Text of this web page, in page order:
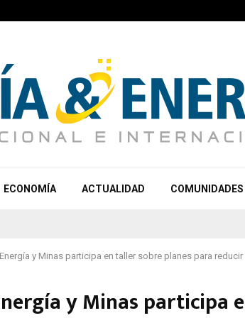
ECONOMÍA ACTUALIDAD COMUNIDADES
y Minas participa en taller sobre planes para
y Minas participa